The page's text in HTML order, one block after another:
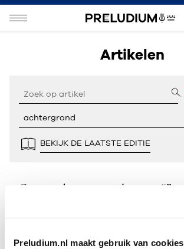
Preludium.nl maakt gebruik van cookies
Artikelen
BEKIJK DE LAATSTE EDITIE
Geen resultaten gevonden voor “”.